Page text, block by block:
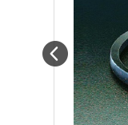
Prev